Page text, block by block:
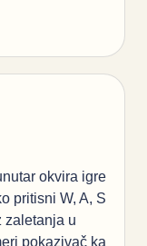
okvira igre
pritisni W, A, S
zaletanja u
pokazivač ka